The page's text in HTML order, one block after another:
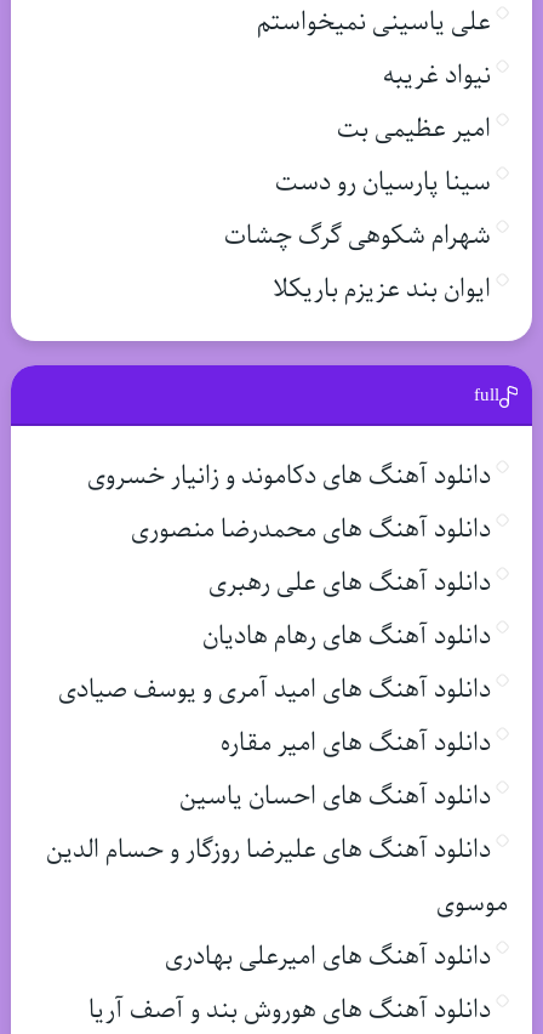
علی یاسینی نمیخواستم
نیواد غریبه
امیر عظیمی بت
سینا پارسیان رو دست
شهرام شکوهی گرگ چشات
ایوان بند عزیزم باریکلا
full
دانلود آهنگ های دکاموند و زانیار خسروی
دانلود آهنگ های محمدرضا منصوری
دانلود آهنگ های علی رهبری
دانلود آهنگ های رهام هادیان
دانلود آهنگ های امید آمری و یوسف صیادی
دانلود آهنگ های امیر مقاره
دانلود آهنگ های احسان یاسین
دانلود آهنگ های علیرضا روزگار و حسام الدین
موسوی
دانلود آهنگ های امیرعلی بهادری
دانلود آهنگ های هوروش بند و آصف آریا